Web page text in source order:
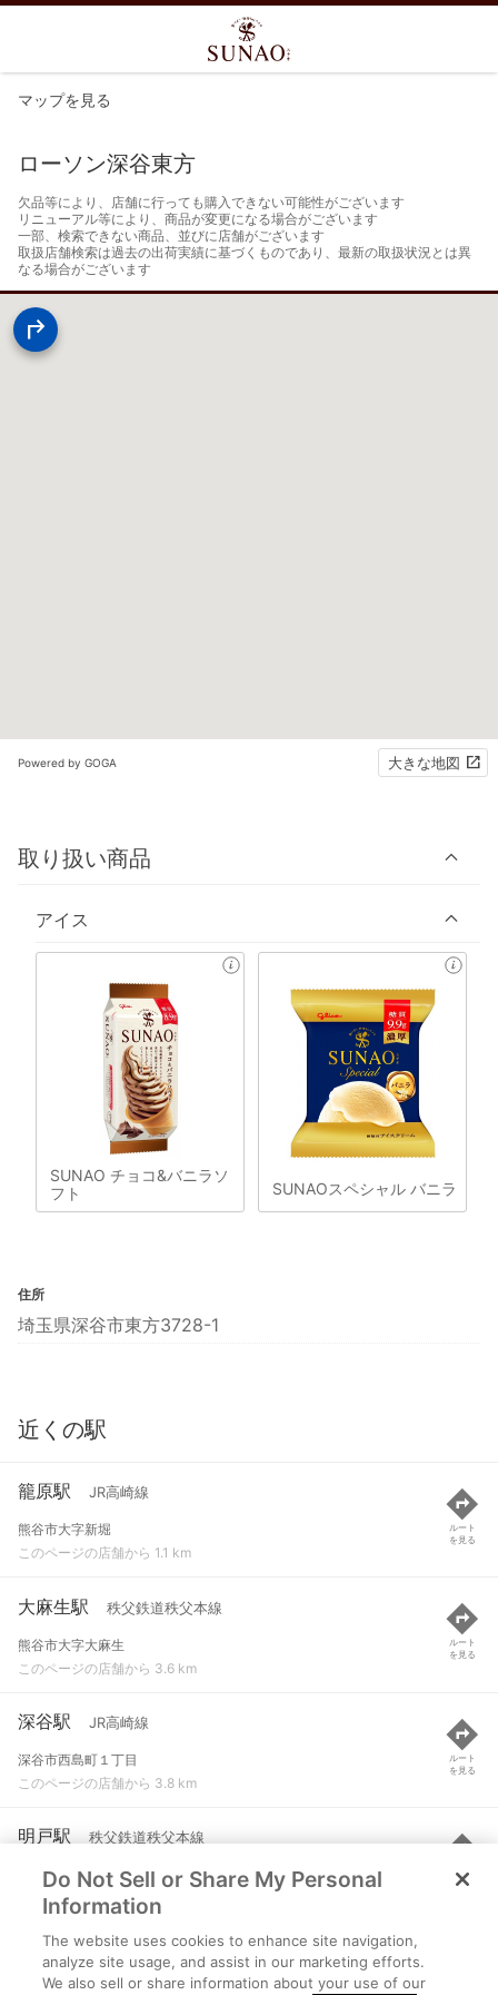
マップを見る
ローソン深谷東方
欠品等により、店舗に行っても購入できない可能性がございます
リニューアル等により、商品が変更になる場合がございます
一部、検索できない商品、並びに店舗がございます
取扱店舗検索は過去の出荷実績に基づくものであり、最新の取扱状況とは異
なる場合がございます
Powered by GOGA 大きな地図
取り扱い商品
アイス
SUNAO チョコ&バニラソ
フト
SUNAOスペシャル バニラ
住所
埼玉県深谷市東方3728-1
近くの駅
籠原駅 JR高崎線
熊谷市大字新堀
このページの店舗から 1.1 km
ルート
を見る
大麻生駅 秩父鉄道秩父本線
熊谷市大字大麻生
このページの店舗から 3.6 km
ルート
を見る
深谷駅 JR高崎線
深谷市西島町１丁目
このページの店舗から 3.8 km
ルート
を見る
明戸駅 秩父鉄道秩父本線
深谷市瀬山字中里前
このページの店舗から 3.9 km
ルート
を見る
ひろせ野鳥の森駅 秩父鉄道秩父本線
熊谷市広瀬１０４０-１
Do Not Sell or Share My Personal
Information
The website uses cookies to enhance site navigation,
analyze site usage, and assist in our marketing efforts.
We also sell or share information about your use of our